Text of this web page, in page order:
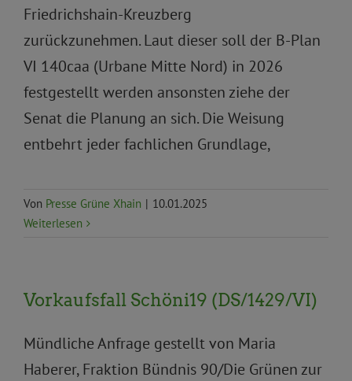
Friedrichshain-Kreuzberg
zurückzunehmen. Laut dieser soll der B-Plan
VI 140caa (Urbane Mitte Nord) in 2026
festgestellt werden ansonsten ziehe der
Senat die Planung an sich. Die Weisung
entbehrt jeder fachlichen Grundlage,
Von Presse Grüne Xhain | 10.01.2025
Weiterlesen
Vorkaufsfall Schöni19 (DS/1429/VI)
Mündliche Anfrage gestellt von Maria
Haberer, Fraktion Bündnis 90/Die Grünen zur